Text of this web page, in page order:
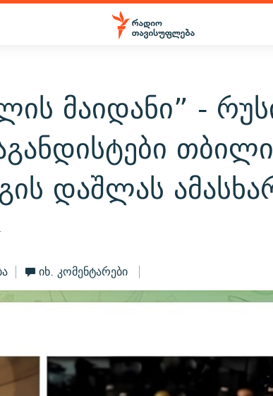
მაიდანი” -
დაშლას
იხ. კომენტარები